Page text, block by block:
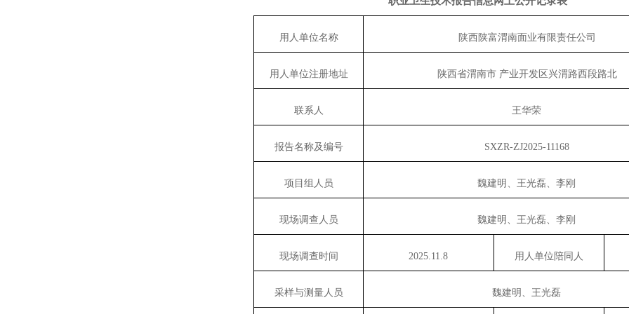
用人单位名称 陕西陕富渭南面业有限责任公司
用人单位注册地址 陕西省渭南市 产业开发区兴渭路西段路北
联系人 王华荣
报告名称及编号 SXZR-ZJ2025-11168
项目组人员 魏建明、王光磊、李刚
现场调查人员 魏建明、王光磊、李刚
现场调查时间 2025.11.8 用人单位陪同人
采样与测量人员 魏建明、王光磊